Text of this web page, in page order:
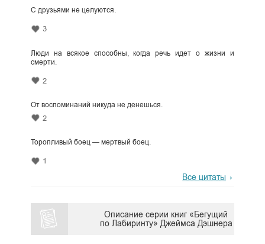
С друзьями не целуются.
3
Люди на всякое способны, когда речь идет о жизни и
смерти.
2
От воспоминаний никуда не денешься.
2
Торопливый боец — мертвый боец.
1
Все цитаты
Описание серии книг «Бегущий
по Лабиринту» Джеймса Дэшнера